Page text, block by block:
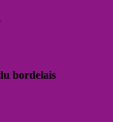
bordelais